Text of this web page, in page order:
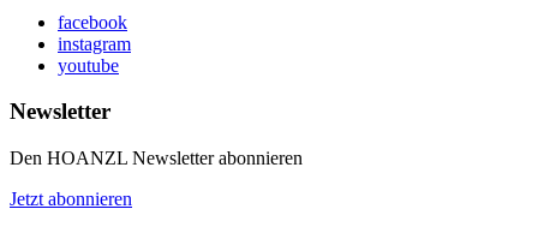
facebook
instagram
youtube
Newsletter
Den HOANZL Newsletter abonnieren
Jetzt abonnieren